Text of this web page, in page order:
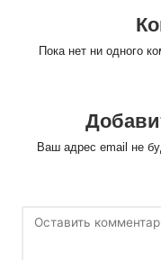
Пока нет ни одного
Ваш адрес email не